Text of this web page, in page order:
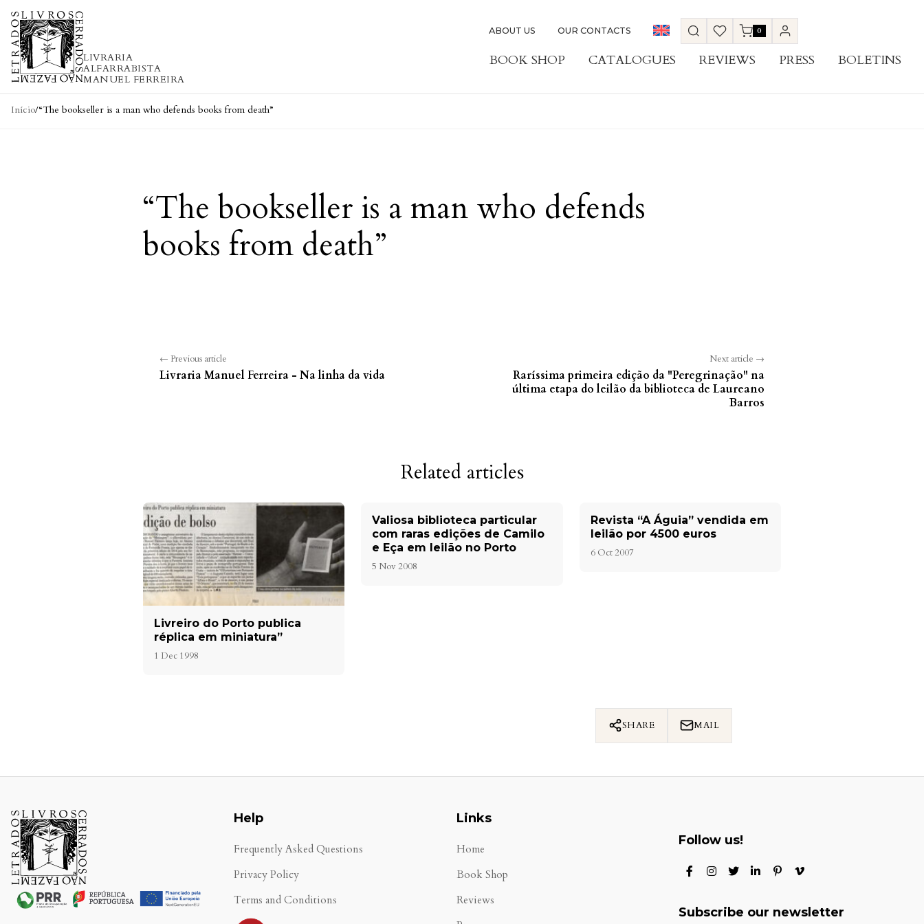
Skip to content
LIVRARIA
ALFARRABISTA
MANUEL FERREIRA
ABOUT US OUR CONTACTS 0
BOOK SHOP CATALOGUES REVIEWS PRESS BOLETINS
Início/“The bookseller is a man who defends books from death”
“The bookseller is a man who defends
books from death”
← Previous article
Livraria Manuel Ferreira - Na linha da vida
Next article →
Raríssima primeira edição da "Peregrinação" na
última etapa do leilão da biblioteca de Laureano
Barros
Related articles
Livreiro do Porto publica
réplica em miniatura”
1 Dec 1998
Valiosa biblioteca particular
com raras edições de Camilo
e Eça em leilão no Porto
5 Nov 2008
Revista “A Águia” vendida em
leilão por 4500 euros
6 Oct 2007
SHARE MAIL
Help
Frequently Asked Questions
Privacy Policy
Terms and Conditions
Links
Home
Book Shop
Reviews
Follow us!
Subscribe our newsletter